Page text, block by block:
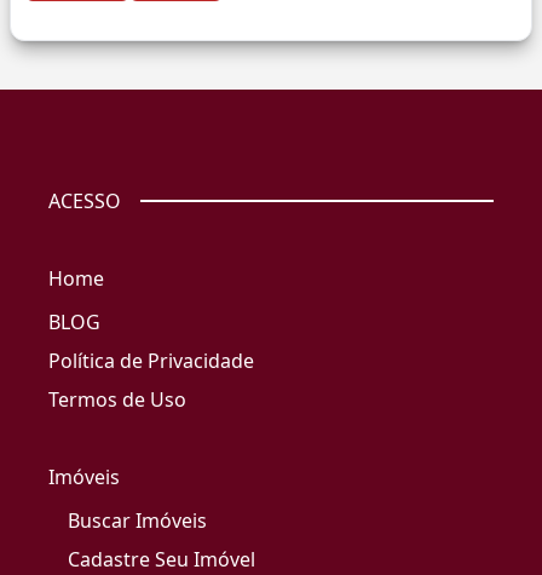
ACESSO
Home
BLOG
Política de Privacidade
Termos de Uso
Imóveis
Buscar Imóveis
Cadastre Seu Imóvel